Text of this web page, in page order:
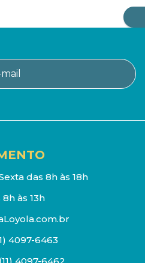
das 8h às 18h
às 13h
4097-6463
(11) 4097-6462